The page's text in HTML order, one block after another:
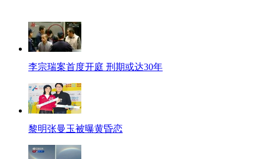
李宗瑞案首度开庭 刑期或达30年
黎明张曼玉被曝黄昏恋